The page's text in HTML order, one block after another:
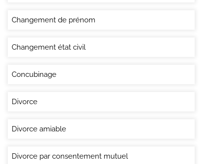
Changement de prénom
Changement état civil
Concubinage
Divorce
Divorce amiable
Divorce par consentement mutuel